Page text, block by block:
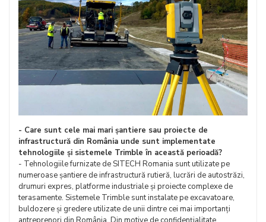
- Care sunt cele mai mari șantiere sau proiecte de
infrastructură din România unde sunt implementate
tehnologiile și sistemele Trimble în această perioadă?
- Tehnologiile furnizate de SITECH Romania sunt utilizate pe
numeroase șantiere de infrastructură rutieră, lucrări de autostrăzi,
drumuri expres, platforme industriale și proiecte complexe de
terasamente. Sistemele Trimble sunt instalate pe excavatoare,
buldozere și gredere utilizate de unii dintre cei mai importanți